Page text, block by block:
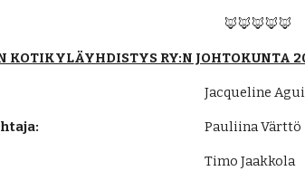
🦊🦊🦊🦊🦊
KOTIKYLÄYHDISTYS RY:N JOHTOKUNTA
Jacqueline
Pauliina Värttö
Timo Jaakkola